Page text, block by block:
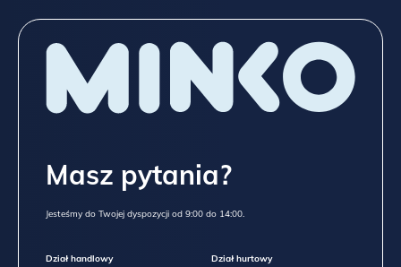
Masz pytania?
Jesteśmy do Twojej dyspozycji od 9:00 do 14:00.
Dział handlowy Dział hurtowy